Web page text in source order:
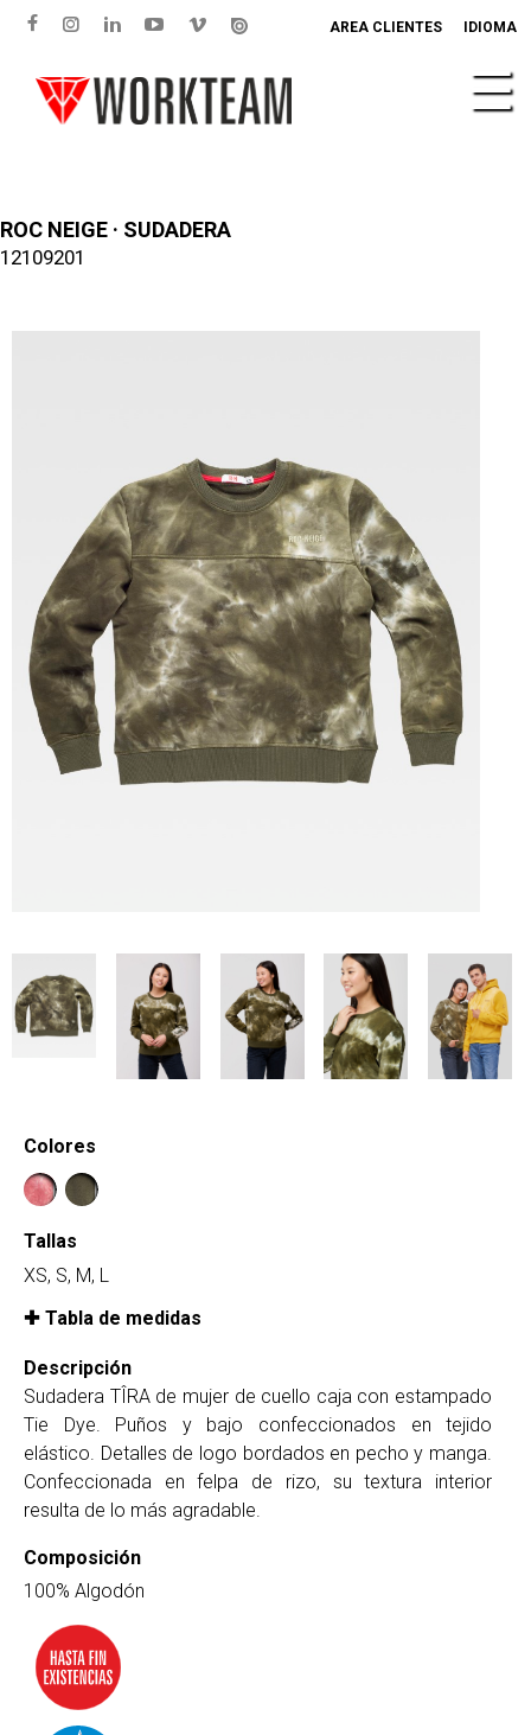
AREA CLIENTES IDIOMA
ROC NEIGE · SUDADERA
12109201
Colores
Tallas
XS, S, M, L
Tabla de medidas
Descripción
Sudadera TÎRA de mujer de cuello caja con estampado
Tie Dye. Puños y bajo confeccionados en tejido
elástico. Detalles de logo bordados en pecho y manga.
Confeccionada en felpa de rizo, su textura interior
resulta de lo más agradable.
Composición
100% Algodón